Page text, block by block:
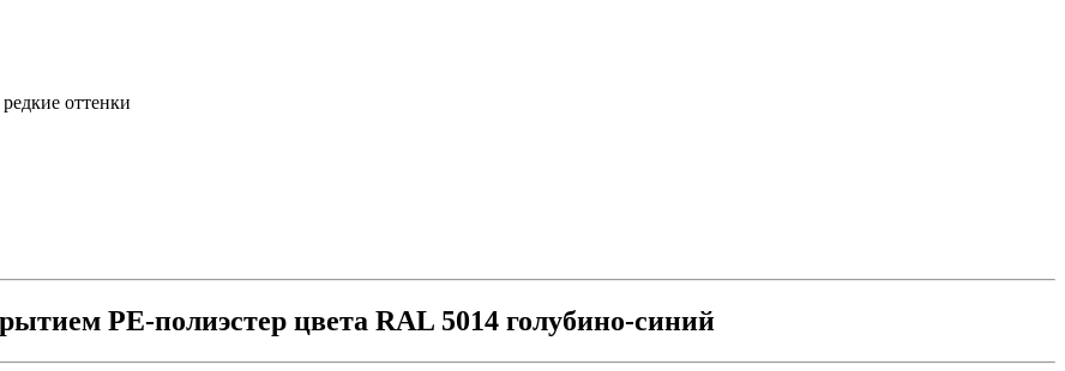
оттенки
PE-полиэстер цвета RAL 5014 голубино-синий